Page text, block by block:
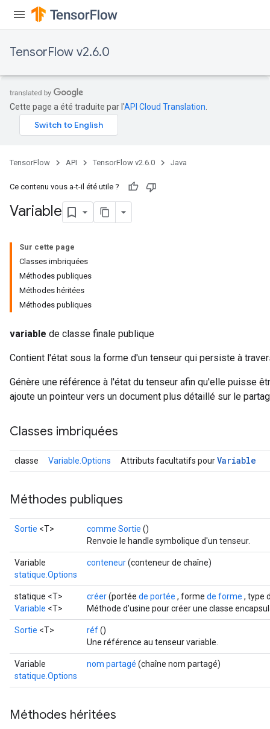
TensorFlow v2.6.0
Cette page a été traduite par l'API Cloud Translation
TensorFlow API TensorFlow v2.6.0 Java
Ce contenu vous a-t-il été utile ?
Variable
Sur cette page
Classes imbriquées
Méthodes publiques
Méthodes héritées
Méthodes publiques
variable de classe finale publique
Contient l'état sous la forme d'un tenseur qui persiste à
Génère une référence à l'état du tenseur afin qu'elle puisse
ajoute un pointeur vers un document plus détaillé sur le
Classes imbriquées
classe Variable.Options Attributs facultatifs pourVariable
Méthodes publiques
Sortie <T> comme Sortie ()
Renvoie le handle symbolique d'un tenseur.
Variable
statique.Options
conteneur(conteneur de chaîne)
statique <T>
Variable <T>
créer(portée de portée , forme de forme , type
Méthode d'usine pour créer une classe
Sortie <T> réf()
Une référence au tenseur variable.
Variable
statique.Options
nom partagé (chaîne nom partagé)
Méthodes héritées